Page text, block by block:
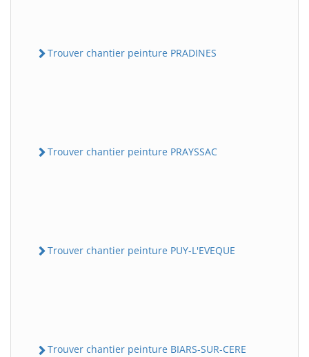
Trouver chantier peinture PRADINES
Trouver chantier peinture PRAYSSAC
Trouver chantier peinture PUY-L'EVEQUE
Trouver chantier peinture BIARS-SUR-CERE